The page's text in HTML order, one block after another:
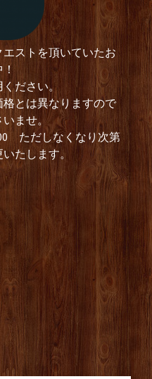
ストを頂いていたお
！
ださい。
とは異なりますので
ませ。
ただしなくなり次第
たします。